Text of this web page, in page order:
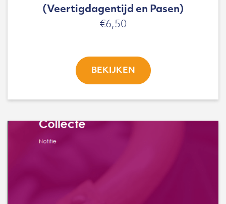
(Veertigdagentijd en Pasen)
€6,50
BEKIJKEN